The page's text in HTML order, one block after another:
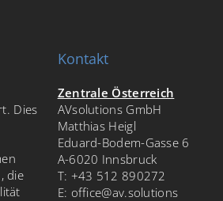
Dies
die
Kontakt
Zentrale Österreich
AVsolutions GmbH
Matthias Heigl
Eduard-Bodem-Gasse 6
A-6020 Innsbruck
T: +43 512 890272
E: office@av.solutions